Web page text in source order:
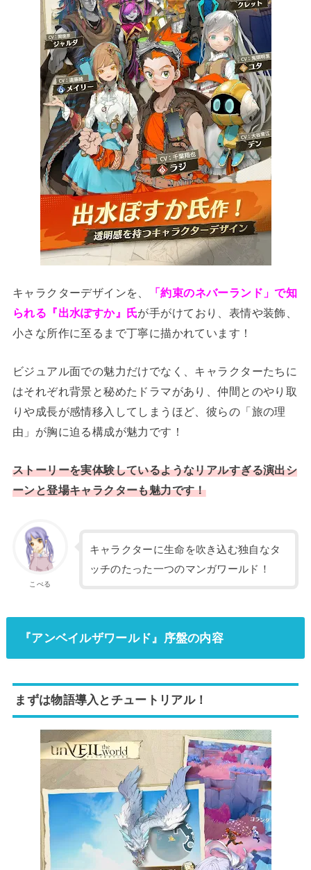
キャラクターデザインを、
「約束のネバーランド」で知
られる『出水ぽすか』氏が手がけており、表情や装飾、
小さな所作に至るまで丁寧に描かれています！
ビジュアル面での魅力だけでなく、キャラクターたちに
はそれぞれ背景と秘めたドラマがあり、仲間とのやり取
りや成長が感情移入してしまうほど、彼らの「旅の理
由」が胸に迫る構成が魅力です！
ストーリーを実体験しているようなリアルすぎる演出シ
ーンと登場キャラクターも魅力です！
こぺる
キャラクターに生命を吹き込む独自なタ
ッチのたった一つのマンガワールド！
『アンベイルザワールド』序盤の内容
まずは物語導入とチュートリアル！